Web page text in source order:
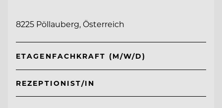
8225 Pöllauberg, Österreich
ETAGENFACHKRAFT (M/W/D)
REZEPTIONIST/IN